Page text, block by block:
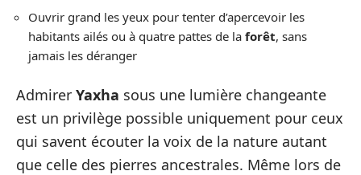
Ouvrir grand les yeux pour tenter d’apercevoir les
habitants ailés ou à quatre pattes de la forêt, sans
jamais les déranger
Admirer Yaxha sous une lumière changeante
est un privilège possible uniquement pour ceux
qui savent écouter la voix de la nature autant
que celle des pierres ancestrales. Même lors de